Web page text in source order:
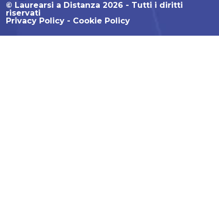
© Laurearsi a Distanza 2026 - Tutti i diritti
riservati
Privacy Policy
Cookie Policy